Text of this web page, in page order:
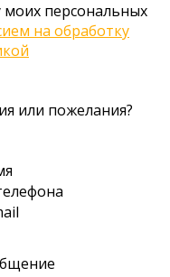
моих персональных
на обработку
или пожелания?